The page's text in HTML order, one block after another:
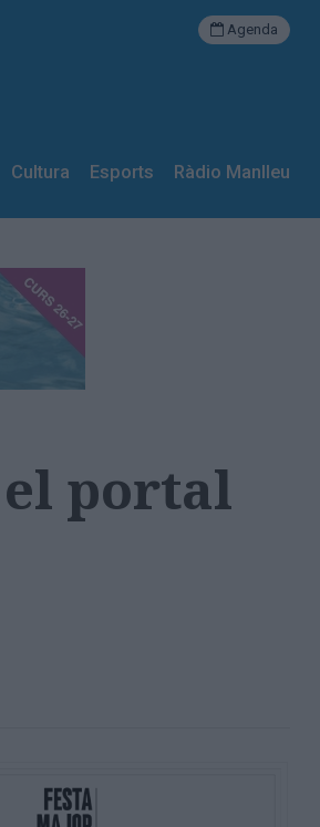
Agenda
Cultura Esports Ràdio Manlleu
portal